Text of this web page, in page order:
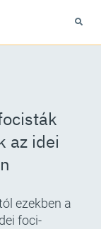
az idei
ezekben a
foci-